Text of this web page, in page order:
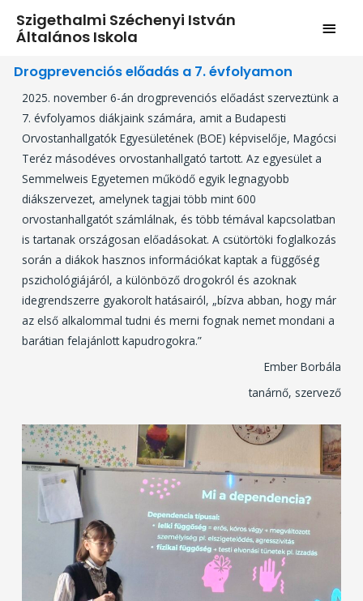
Szigethalmi Széchenyi István
Általános Iskola
Drogprevenciós előadás a 7. évfolyamon
2025. november 6-án drogprevenciós előadást szerveztünk a
7. évfolyamos diákjaink számára, amit a Budapesti
Orvostanhallgatók Egyesületének (BOE) képviselője, Magócsi
Teréz másodéves orvostanhallgató tartott. Az egyesület a
Semmelweis Egyetemen működő egyik legnagyobb
diákszervezet, amelynek tagjai több mint 600
orvostanhallgatót számlálnak, és több témával kapcsolatban
is tartanak országosan előadásokat. A csütörtöki foglalkozás
során a diákok hasznos információkat kaptak a függőség
pszichológiájáról, a különböző drogokról és azoknak
idegrendszerre gyakorolt hatásairól, „bízva abban, hogy már
az első alkalommal tudni és merni fognak nemet mondani a
barátian felajánlott kapudrogokra.”
Ember Borbála
tanárnő, szervező